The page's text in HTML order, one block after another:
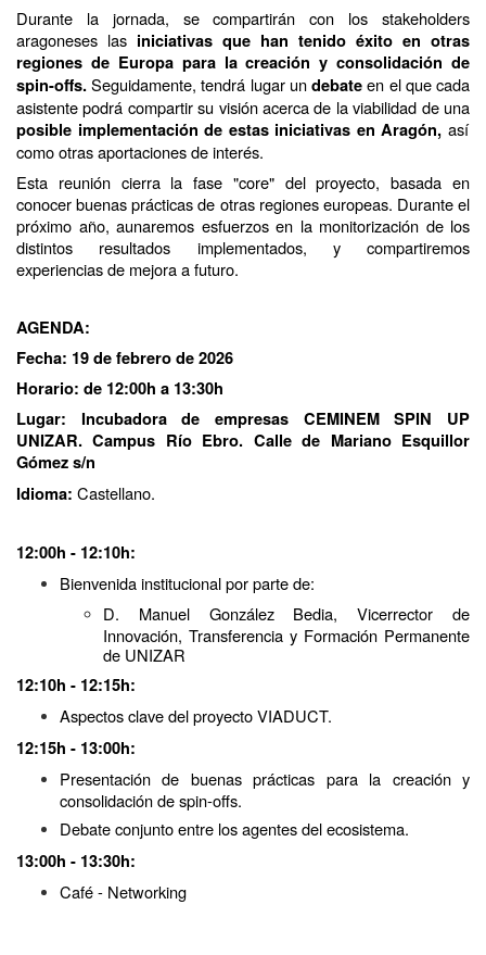
Durante la jornada, se compartirán con los stakeholders
aragoneses las iniciativas que han tenido éxito en otras
regiones de Europa para la creación y consolidación de
spin-offs.Seguidamente, tendrá lugar undebateen el que cada
asistente podrá compartir su visión acerca de la viabilidad de una
posible implementación de estas iniciativas en Aragón, así
como otras aportaciones de interés.
Esta reunión cierra la fase "core" del proyecto, basada en
conocer buenas prácticas de otras regiones europeas. Durante el
próximo año, aunaremos esfuerzos en la monitorización de los
distintos resultados implementados, y compartiremos
experiencias de mejora a futuro.
AGENDA:
Fecha: 19 de febrero de 2026
Horario: de 12:00h a 13:30h
Lugar: Incubadora de empresas CEMINEM SPIN UP
UNIZAR. Campus Río Ebro. Calle de Mariano Esquillor
Gómez s/n
Idioma: Castellano.
12:00h - 12:10h:
Bienvenida institucional por parte de:
D. Manuel González Bedia, Vicerrector de
Innovación, Transferencia y Formación Permanente
de UNIZAR
12:10h - 12:15h:
Aspectos clave del proyecto VIADUCT.
12:15h - 13:00h:
Presentación de buenas prácticas para la creación y
consolidación de spin-offs.
Debate conjunto entre los agentes del ecosistema.
13:00h - 13:30h:
Café - Networking